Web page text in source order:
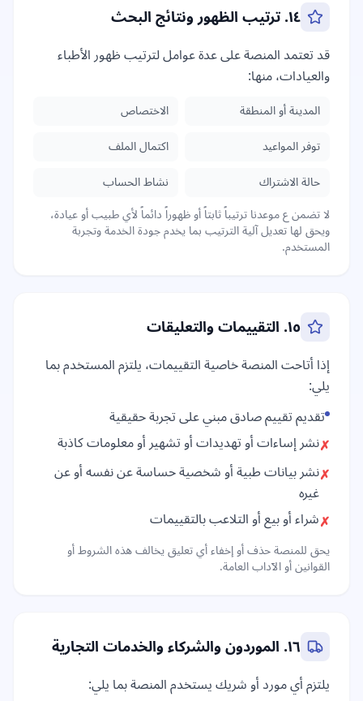
١٤. ترتيب الظهور ونتائج البحث
قد تعتمد المنصة على عدة عوامل لترتيب ظهور الأطباء
والعيادات، منها:
المدينة أو المنطقة
الاختصاص
توفر المواعيد
اكتمال الملف
حالة الاشتراك
نشاط الحساب
لا تضمن ع موعدنا ترتيباً ثابتاً أو ظهوراً دائماً لأي طبيب أو عيادة،
ويحق لها تعديل آلية الترتيب بما يخدم جودة الخدمة وتجربة
المستخدم.
١٥. التقييمات والتعليقات
إذا أتاحت المنصة خاصية التقييمات، يلتزم المستخدم بما
يلي:
تقديم تقييم صادق مبني على تجربة حقيقية
✗نشر إساءات أو تهديدات أو تشهير أو معلومات كاذبة
✗نشر بيانات طبية أو شخصية حساسة عن نفسه أو عن
غيره
✗شراء أو بيع أو التلاعب بالتقييمات
يحق للمنصة حذف أو إخفاء أي تعليق يخالف هذه الشروط أو
القوانين أو الآداب العامة.
١٦. الموردون والشركاء والخدمات التجارية
يلتزم أي مورد أو شريك يستخدم المنصة بما يلي: